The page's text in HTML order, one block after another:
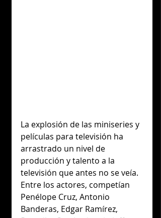
La explosión de las miniseries y
películas para televisión ha
arrastrado un nivel de
producción y talento a la
televisión que antes no se veía.
Entre los actores, competían
Penélope Cruz, Antonio
Banderas, Edgar Ramírez,